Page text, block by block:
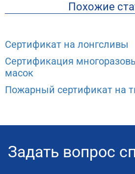
Похожие
Сертификат на лонгсливы
Сертификация
масок
Пожарный сертификат на
Задать вопрос